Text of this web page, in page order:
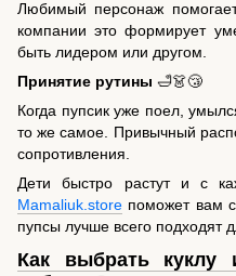
Любимый персонаж
компании это формирует
быть лидером или другом.
Принятие рутины 🛁👗😴
Когда пупсик уже поел,
то же самое. Привычный
сопротивления.
Дети быстро растут и с
Mamaliuk.store поможет вам
пупсы лучше всего подходят
Как выбрать куклу